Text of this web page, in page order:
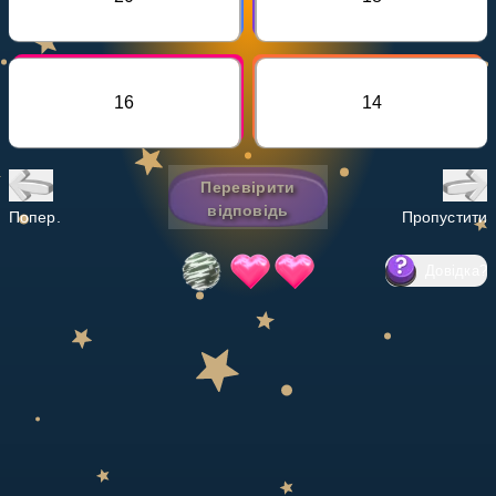
НАВЧАЛЬНИЙ ПЛАН
16 14
Попер.
Перевірити
відповідь
Пропустити
?